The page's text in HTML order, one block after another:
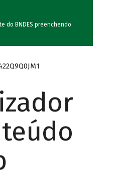
do BNDES preenchendo